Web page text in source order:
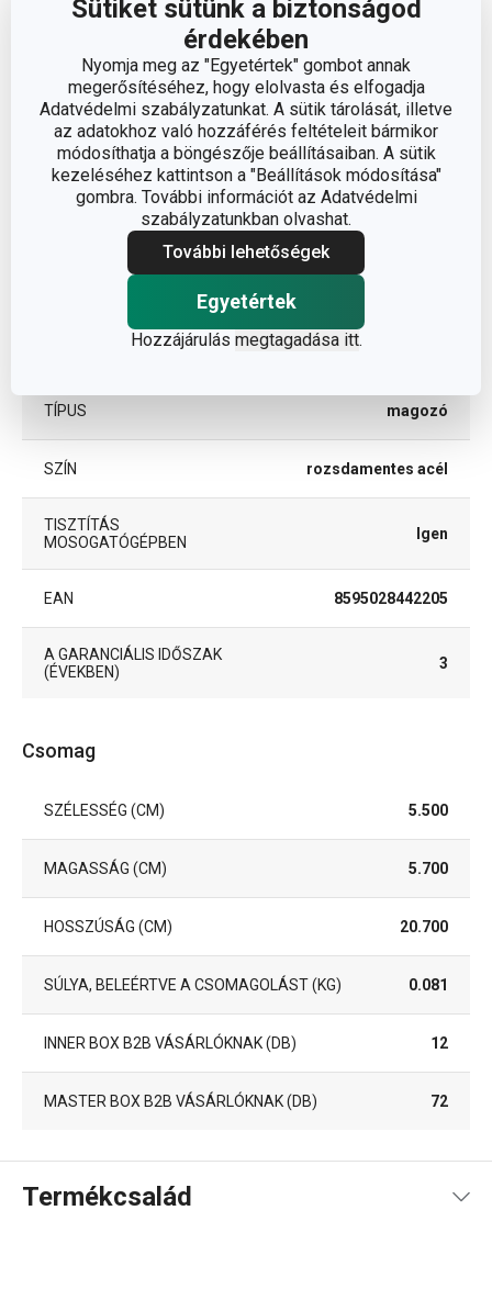
Sütiket sütünk a biztonságod
érdekében
Nyomja meg az "Egyetértek" gombot annak
megerősítéséhez, hogy elolvasta és elfogadja
Adatvédelmi szabályzatunkat. A sütik tárolását, illetve
az adatokhoz való hozzáférés feltételeit bármikor
módosíthatja a böngészője beállításaiban. A sütik
kezeléséhez kattintson a "Beállítások módosítása"
gombra. További információt az Adatvédelmi
szabályzatunkban olvashat.
További lehetőségek
Egyetértek
Hozzájárulás megtagadása itt.
Méretek
A TERMÉK HOSSZA (CM)
Egyéb paraméterek
rozsdamentes acél
BESOROLÁS
gyümölcs- és zöldség
TERMÉKCSALÁD
TÍPUS magozó
SZÍN rozsdamentes acél
TISZTÍTÁS
MOSOGATÓGÉPBEN
Igen
EAN 8595028442205
A GARANCIÁLIS IDŐSZAK
(ÉVEKBEN)
3
Csomag
SZÉLESSÉG (CM) 5.500
MAGASSÁG (CM) 5.700
HOSSZÚSÁG (CM) 20.700
SÚLYA, BELEÉRTVE A CSOMAGOLÁST (KG) 0.081
INNER BOX B2B VÁSÁRLÓKNAK (DB) 12
MASTER BOX B2B VÁSÁRLÓKNAK (DB) 72
Termékcsalád